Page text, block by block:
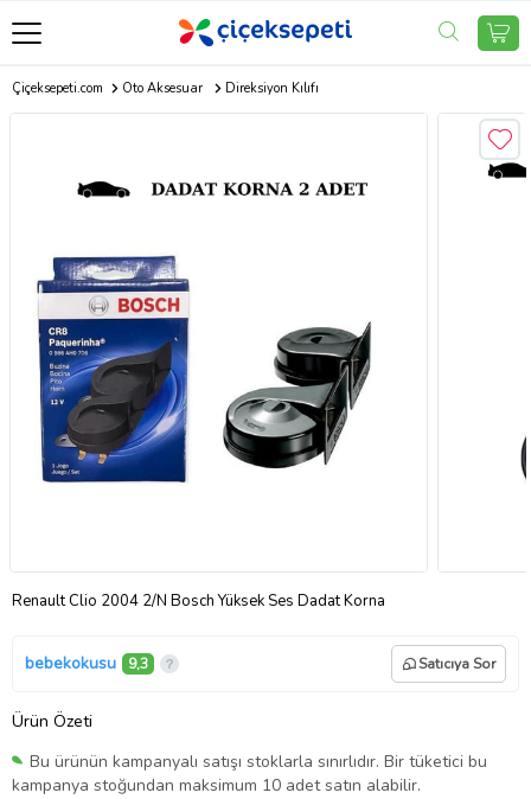
Çiçeksepeti.com Oto Aksesuar Direksiyon Kılıfı
Renault Clio 2004 2/N Bosch Yüksek Ses Dadat Korna
bebekokusu 9,3 Satıcıya Sor
Ürün Özeti
Bu ürünün kampanyalı satışı stoklarla sınırlıdır. Bir tüketici bu
kampanya stoğundan maksimum 10 adet satın alabilir.